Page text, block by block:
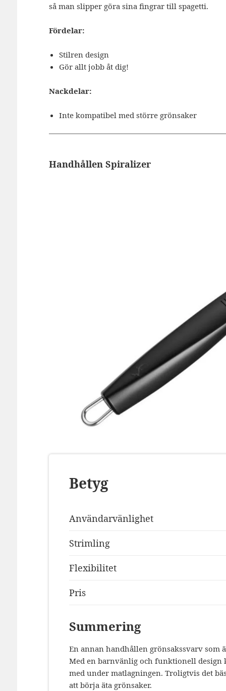
så man slipper göra sina fingrar till spagetti.
Fördelar:
Stilren design
Gör allt jobb åt dig!
Nackdelar:
Inte kompatibel med större grönsaker
Handhållen Spiralizer
Betyg
Användarvänlighet
Strimling
Flexibilitet
Pris
Summering
En annan handhållen grönsakssvarv som
Med en barnvänlig och funktionell design
med under matlagningen. Troligtvis det
att börja äta grönsaker.